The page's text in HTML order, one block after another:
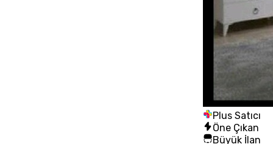
Plus Satıcı
Öne Çıkan
Büyük İlan